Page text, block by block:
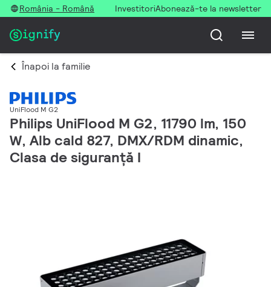
România - Română InvestitoriAbonează-te la newsletter
Înapoi la familie
UniFlood M G2
Philips UniFlood M G2, 11790 lm, 150
W, Alb cald 827, DMX/RDM dinamic,
Clasa de siguranță I